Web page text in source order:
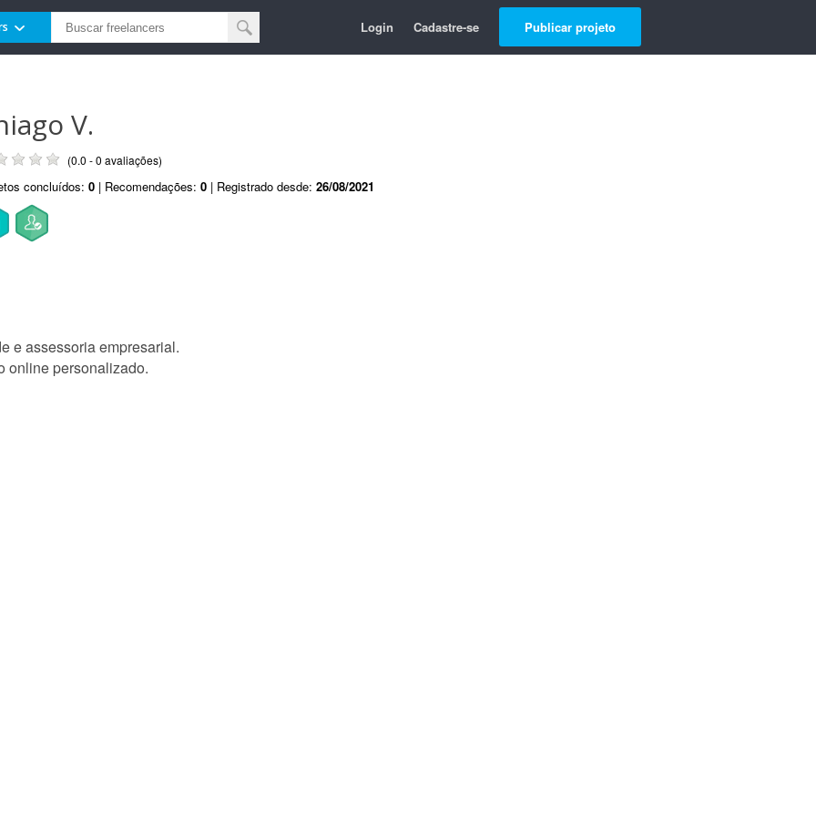
Login Cadastre-se Publicar projeto
V.
(0.0 - 0 avaliações)
concluídos: 0 | Recomendações: 0 | Registrado desde: 26/08/2021
e assessoria empresarial.
online personalizado.